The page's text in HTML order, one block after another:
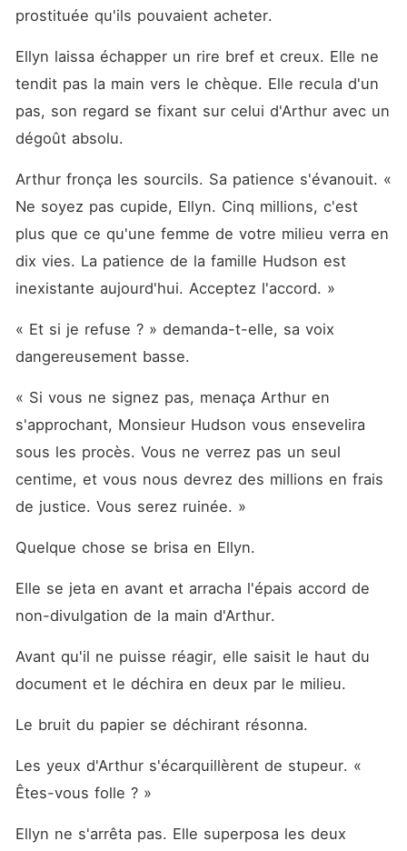
prostituée qu'ils pouvaient acheter.
Ellyn laissa échapper un rire bref et creux. Elle ne
tendit pas la main vers le chèque. Elle recula d'un
pas, son regard se fixant sur celui d'Arthur avec un
dégoût absolu.
Arthur fronça les sourcils. Sa patience s'évanouit. «
Ne soyez pas cupide, Ellyn. Cinq millions, c'est
plus que ce qu'une femme de votre milieu verra en
dix vies. La patience de la famille Hudson est
inexistante aujourd'hui. Acceptez l'accord. »
« Et si je refuse ? » demanda-t-elle, sa voix
dangereusement basse.
« Si vous ne signez pas, menaça Arthur en
s'approchant, Monsieur Hudson vous ensevelira
sous les procès. Vous ne verrez pas un seul
centime, et vous nous devrez des millions en frais
de justice. Vous serez ruinée. »
Quelque chose se brisa en Ellyn.
Elle se jeta en avant et arracha l'épais accord de
non-divulgation de la main d'Arthur.
Avant qu'il ne puisse réagir, elle saisit le haut du
document et le déchira en deux par le milieu.
Le bruit du papier se déchirant résonna.
Les yeux d'Arthur s'écarquillèrent de stupeur. «
Êtes-vous folle ? »
Ellyn ne s'arrêta pas. Elle superposa les deux